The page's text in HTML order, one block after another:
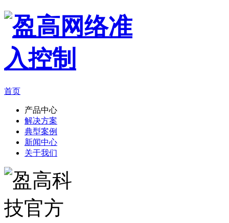
首页
产品中心
解决方案
典型案例
新闻中心
关于我们